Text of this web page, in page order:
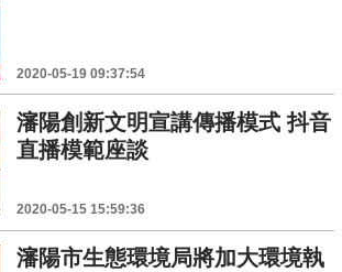
2020-05-19 09:37:54
瀋陽創新文明宣講傳播模式 抖音
直播模範座談
2020-05-15 15:59:36
瀋陽市生態環境局將加大環境執